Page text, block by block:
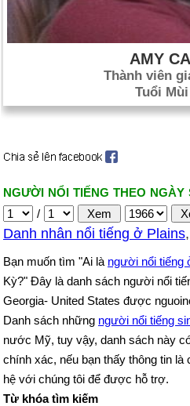
AMY
Thành viên
Tuổi Mùi
NGƯỜI NỔI TIẾNG THEO NGÀY
/
Danh nhân nổi tiếng ở Plains
Bạn muốn tìm "Ai là người nổi tiếng
Kỳ?" Đây là danh sách người nổi
Georgia- United States được
Danh sách những người nổi tiếng
nước Mỹ, tuy vậy, danh sách này
chính xác, nếu bạn thấy thông tin
hệ với chúng tôi để được hỗ trợ.
Từ khóa tìm kiếm